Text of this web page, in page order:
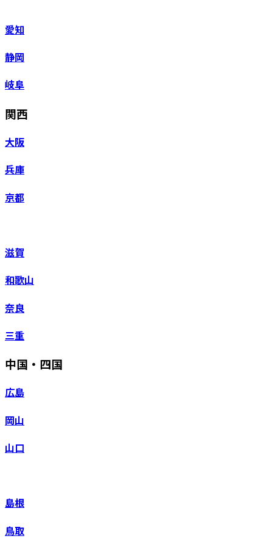
愛知
静岡
岐阜
関西
大阪
兵庫
京都
滋賀
和歌山
奈良
三重
中国・四国
広島
岡山
山口
島根
鳥取